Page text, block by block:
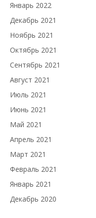
Январь 2022
Декабрь 2021
Ноябрь 2021
Октябрь 2021
Сентябрь 2021
Август 2021
Июль 2021
Июнь 2021
Май 2021
Апрель 2021
Март 2021
Февраль 2021
Январь 2021
Декабрь 2020